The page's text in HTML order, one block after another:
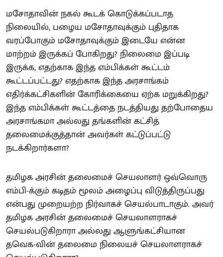
மசோதாவின் நகல் கூடக் கொடுக்கப்படாத
நிலையில், பழைய மசோதாவுக்கும் புதிதாக
வரப்போகும் மசோதாவுக்கும் இடையே என்ன
மாற்றம் இருக்கப் போகிறது? நிலைமை இப்படி
இருக்க, எதற்காக இந்த எம்பிக்கள் கூட்டம்
கூட்டப்பட்டது? எதற்காக இந்த அரசாங்கம்
எதிர்க்கட்சிகளின் கோரிக்கையை ஏற்க மறுக்கிறது?
இந்த எம்பிக்கள் கூட்டத்தை நடத்தியது தற்போதைய
அரசாங்கமா அல்லது தங்களின் கட்சித்
தலைமைக்குத்தான் அவர்கள் கட்டுப்பட்டு
நடக்கிறார்களா?
தமிழக அரசின் தலைமைச் செயலாளர் ஒவ்வொரு
எம்பி-க்கும் கடிதம் மூலம் அழைப்பு விடுத்திருப்பது
என்பது முறையற்ற நிர்வாகச் செயல்பாடாகும். அவர்
தமிழக அரசின் தலைமைச் செயலாளராகச்
செயல்படுகிறாரா அல்லது ஆளுங்கட்சியான
தவெக-வின் தலைமை நிலையச் செயலாளராகச்